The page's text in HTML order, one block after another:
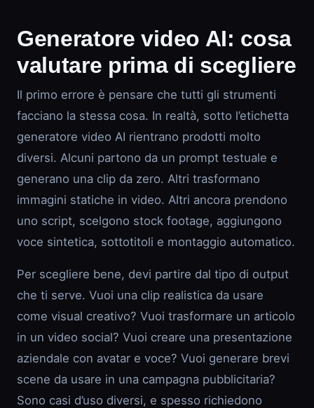
Generatore video AI: cosa
valutare prima di scegliere
Il primo errore è pensare che tutti gli strumenti
facciano la stessa cosa. In realtà, sotto l’etichetta
generatore video AI rientrano prodotti molto
diversi. Alcuni partono da un prompt testuale e
generano una clip da zero. Altri trasformano
immagini statiche in video. Altri ancora prendono
uno script, scelgono stock footage, aggiungono
voce sintetica, sottotitoli e montaggio automatico.
Per scegliere bene, devi partire dal tipo di output
che ti serve. Vuoi una clip realistica da usare
come visual creativo? Vuoi trasformare un articolo
in un video social? Vuoi creare una presentazione
aziendale con avatar e voce? Vuoi generare brevi
scene da usare in una campagna pubblicitaria?
Sono casi d’uso diversi, e spesso richiedono